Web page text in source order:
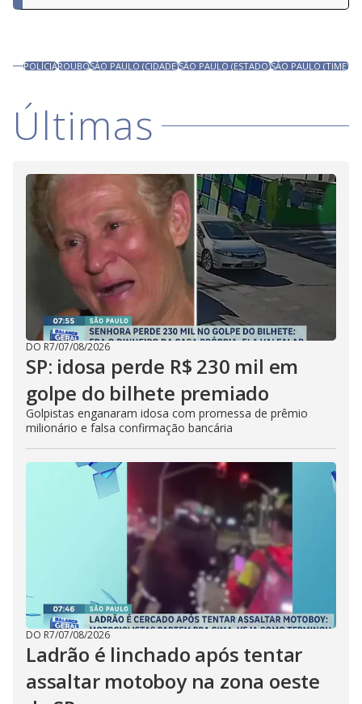
POLÍCIAROUBOSÃO PAULO (CIDADE)SÃO PAULO (ESTADO)SÃO PAULO (TIME)
Últimas
DO R7/07/08/2026
SP: idosa perde R$ 230 mil em
golpe do bilhete premiado
Golpistas enganaram idosa com promessa de prêmio
milionário e falsa confirmação bancária
DO R7/07/08/2026
Ladrão é linchado após tentar
assaltar motoboy na zona oeste